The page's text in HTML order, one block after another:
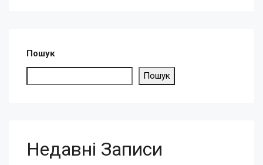
Пошук
Пошук
Недавні Записи